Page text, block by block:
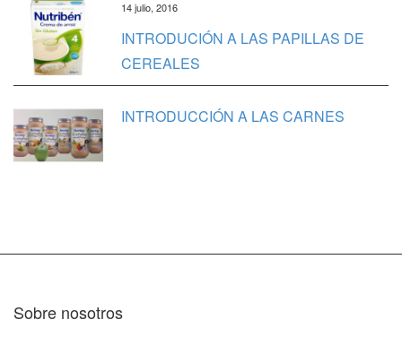
14 julio, 2016
INTRODUCIÓN A LAS PAPILLAS DE
CEREALES
INTRODUCCIÓN A LAS CARNES
Sobre nosotros